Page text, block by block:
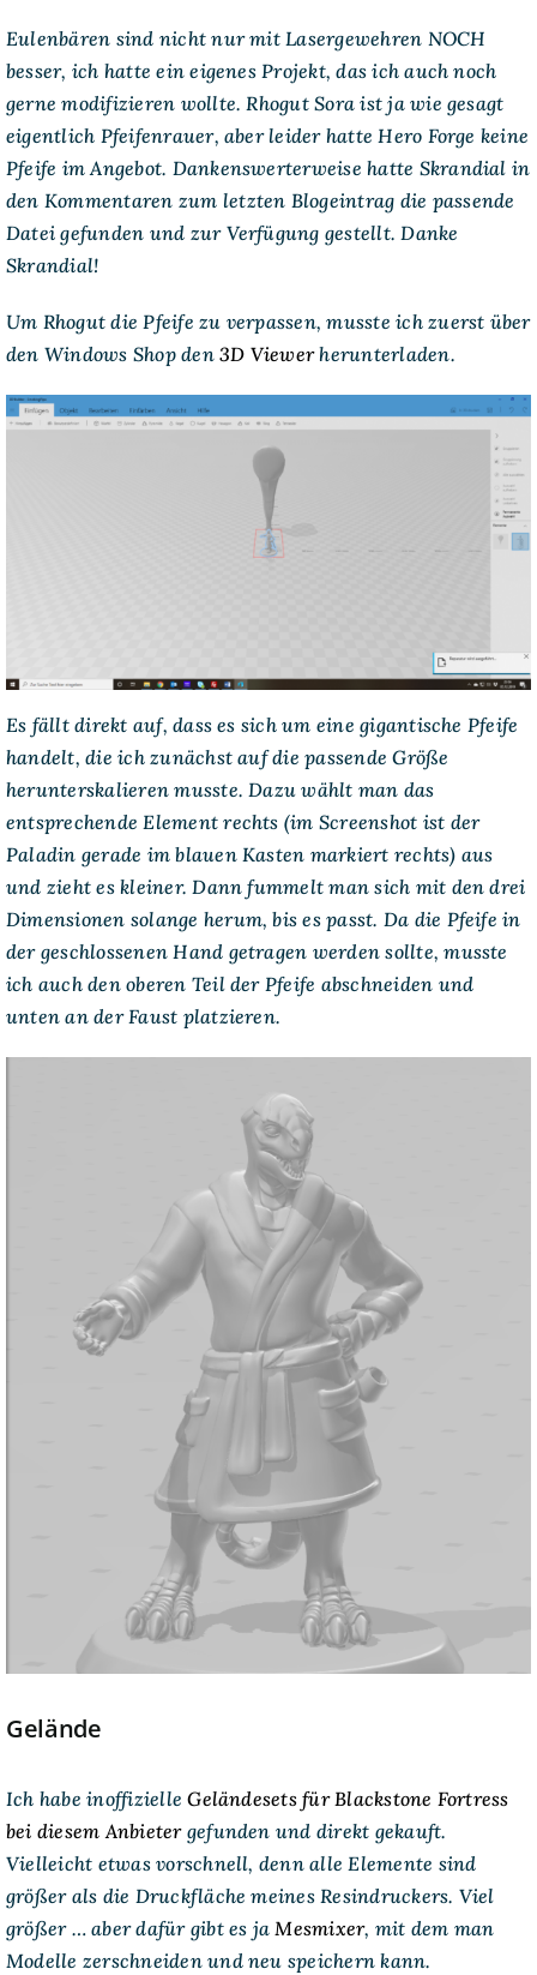
Eulenbären sind nicht nur mit Lasergewehren NOCH
besser, ich hatte ein eigenes Projekt, das ich auch noch
gerne modifizieren wollte. Rhogut Sora ist ja wie gesagt
eigentlich Pfeifenrauer, aber leider hatte Hero Forge keine
Pfeife im Angebot. Dankenswerterweise hatte Skrandial in
den Kommentaren zum letzten Blogeintrag die passende
Datei gefunden und zur Verfügung gestellt. Danke
Skrandial!
Um Rhogut die Pfeife zu verpassen, musste ich zuerst über
den Windows Shop den3D Viewerherunterladen.
Es fällt direkt auf, dass es sich um eine gigantische Pfeife
handelt, die ich zunächst auf die passende Größe
herunterskalieren musste. Dazu wählt man das
entsprechende Element rechts (im Screenshot ist der
Paladin gerade im blauen Kasten markiert rechts) aus
und zieht es kleiner. Dann fummelt man sich mit den drei
Dimensionen solange herum, bis es passt. Da die Pfeife in
der geschlossenen Hand getragen werden sollte, musste
ich auch den oberen Teil der Pfeife abschneiden und
unten an der Faust platzieren.
Gelände
Ich habe inoffizielleGeländesets für Blackstone Fortress
bei diesem Anbietergefunden und direkt gekauft.
Vielleicht etwas vorschnell, denn alle Elemente sind
größer als die Druckfläche meines Resindruckers. Viel
größer … aber dafür gibt es jaMesmixer, mit dem man
Modelle zerschneiden und neu speichern kann.